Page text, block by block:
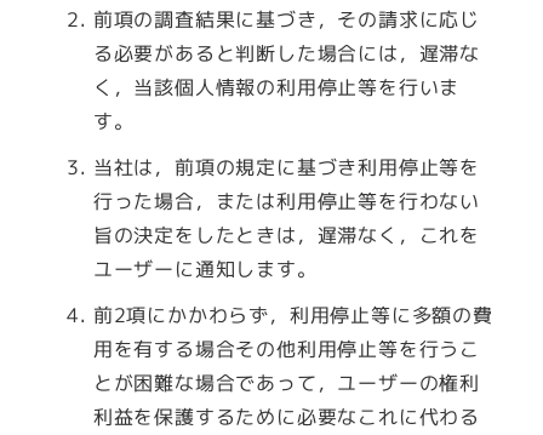
前項の調査結果に基づき，その請求に応じ
る必要があると判断した場合には，遅滞な
く，当該個人情報の利用停止等を行いま
す。
当社は，前項の規定に基づき利用停止等を
行った場合，または利用停止等を行わない
旨の決定をしたときは，遅滞なく，これを
ユーザーに通知します。
前2項にかかわらず，利用停止等に多額の費
用を有する場合その他利用停止等を行うこ
とが困難な場合であって，ユーザーの権利
利益を保護するために必要なこれに代わる